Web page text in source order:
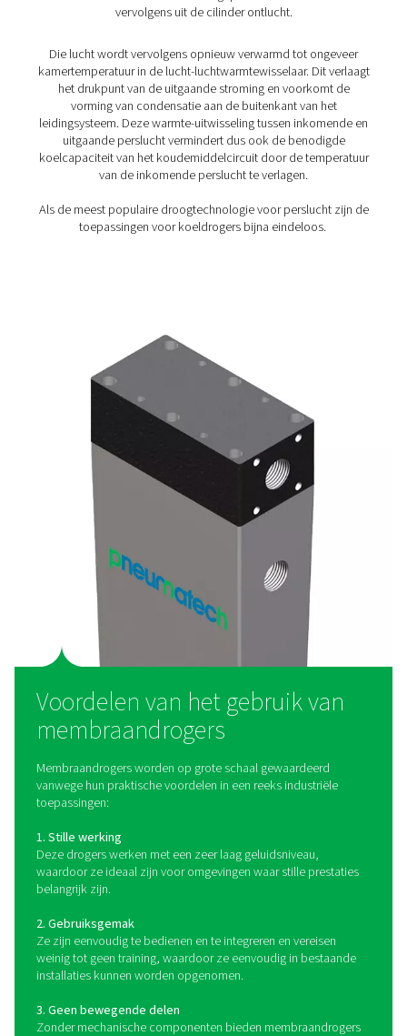
PSMD 3-35 Membraandrogers
De PSMD 3-35 combineert efficiëntie bij het drogen
met onderhoudsvrijheid voor de meest veeleisende
en biedt een dauwpuntonderdrukking van 32 °C of 55
heeft geen bewegende onderdelen, waardoor hij
gebruiken en 100% onderhoudsvrij is. Dankzij de zeer
Hoe werken
Membraandrogers zijn afhankelijk van een proces dat
permeatie wordt genoemd. Wanneer natte
drogercilinder binnenkomt, laat de
waterdamp door de membraanwand dringen en zich
vezels verzamelen. Tegelijkertijd komt droge lucht
vezels in de cilinder met bijna dezelfde druk als
binnenkomende natte lucht. Het gepermeeerde
vervolgens uit de cilinder ontlucht.
kamertemperatuur in de lucht-luchtwarmtewisselaar.
het drukpunt van de uitgaande stroming en
vorming van condensatie aan de buitenkant van
leidingsysteem. Deze warmte-uitwisseling tussen
uitgaande perslucht vermindert dus ook de
koelcapaciteit van het koudemiddelcircuit door de
Als de meest populaire droogtechnologie voor
toepassingen voor koeldrogers bijna